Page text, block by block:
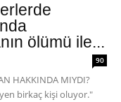
ölümü ile...
90
HAKKINDA MIYDI?
birkaç kişi oluyor."